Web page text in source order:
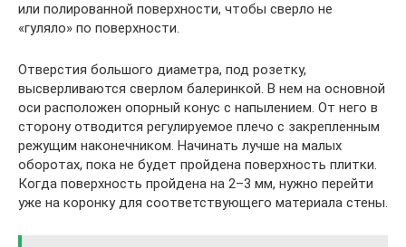
или полированной поверхности, чтобы сверло не
«гуляло» по поверхности.
Отверстия большого диаметра, под розетку,
высверливаются сверлом балеринкой. В нем на основной
оси расположен опорный конус с напылением. От него в
сторону отводится регулируемое плечо с закрепленным
режущим наконечником. Начинать лучше на малых
оборотах, пока не будет пройдена поверхность плитки.
Когда поверхность пройдена на 2–3 мм, нужно перейти
уже на коронку для соответствующего материала стены.